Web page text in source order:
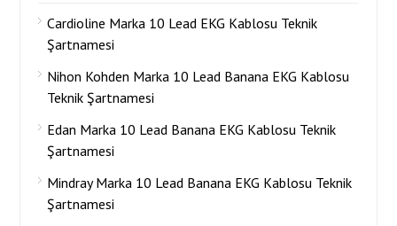
Cardioline Marka 10 Lead EKG Kablosu Teknik
Şartnamesi
Nihon Kohden Marka 10 Lead Banana EKG Kablosu
Teknik Şartnamesi
Edan Marka 10 Lead Banana EKG Kablosu Teknik
Şartnamesi
Mindray Marka 10 Lead Banana EKG Kablosu Teknik
Şartnamesi